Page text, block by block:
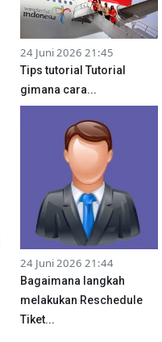
24 Juni 2026 21:45
Tips tutorial Tutorial
gimana cara...
24 Juni 2026 21:44
Bagaimana langkah
melakukan Reschedule
Tiket...